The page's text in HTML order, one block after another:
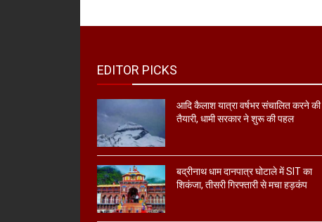
EDITOR PICKS
आदि कैलाश यात्रा वर्षभर संचालित करने की
तैयारी, धामी सरकार ने शुरू की पहल
बद्रीनाथ धाम दानपात्र घोटाले में SIT का
शिकंजा, तीसरी गिरफ्तारी से मचा हड़कंप